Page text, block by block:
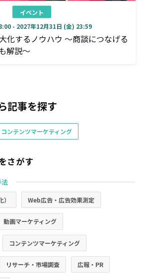
イベント
- 2027年12月31日 (金) 23:59
化するノウハウ ～商談につなげる
解説～
記事を探す
コンテンツマーケティング
さがす
Web広告・広告効果測定
動画マーケティング
コンテンツマーケティング
リサーチ・市場調査 広報・PR